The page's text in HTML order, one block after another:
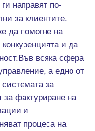
направят по-
за клиентите.
да помогне на
и да
всяка сфера
а едно от
за
фактуриране на
и
процеса на